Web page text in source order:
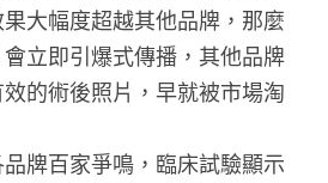
大幅度超越其他品牌，那麼
立即引爆式傳播，其他品牌
的術後照片，早就被市場淘
牌百家爭鳴，臨床試驗顯示